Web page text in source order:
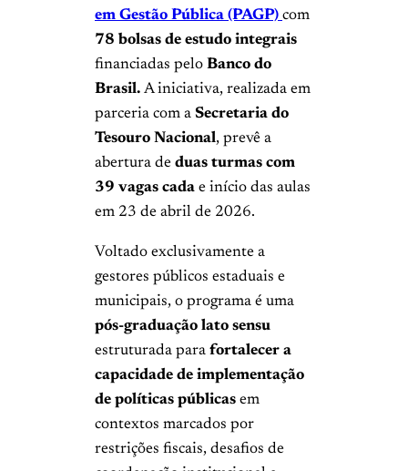
em Gestão Pública (PAGP) com
78 bolsas de estudo integrais
financiadas pelo Banco do
Brasil. A iniciativa, realizada em
parceria com a Secretaria do
Tesouro Nacional, prevê a
abertura de duas turmas com
39 vagas cada e início das aulas
em 23 de abril de 2026.
Voltado exclusivamente a
gestores públicos estaduais e
municipais, o programa é uma
pós-graduação lato sensu
estruturada para fortalecer a
capacidade de implementação
de políticas públicas em
contextos marcados por
restrições fiscais, desafios de